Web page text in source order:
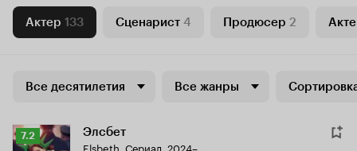
Актер 133 Сценарист 4 Продюсер 2
Все десятилетия Все жанры
Рейтинг
7.2 Элсбет
Elsbeth, Сериал, 2024–...